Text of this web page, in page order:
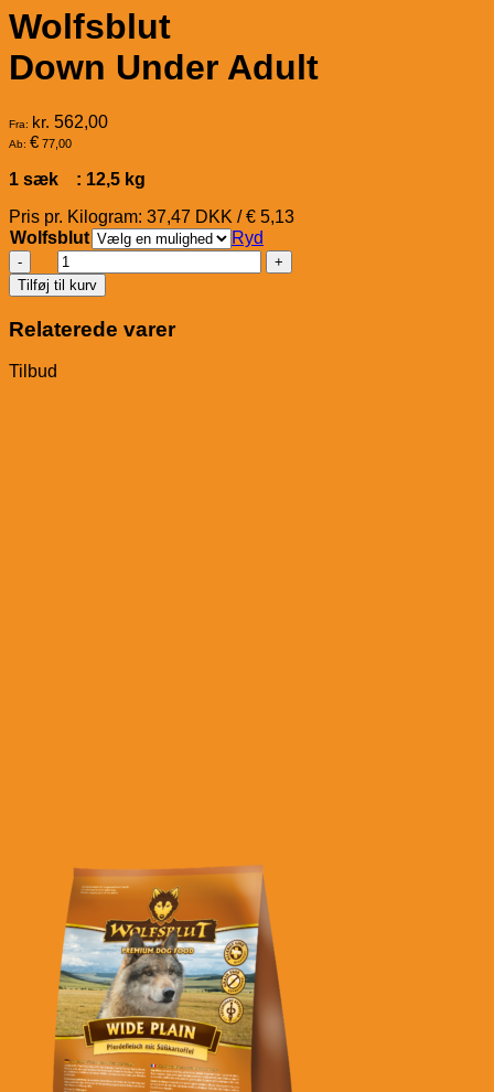
Wolfsblut
Down Under Adult
Fra: kr. 562,00
Ab: € 77,00
1 sæk : 12,5 kg
Pris pr. Kilogram: 37,47 DKK / € 5,13
Wolfsblut
Ryd
Wolfsblut
Down
Under
Adult
antal
Tilføj til kurv
Relaterede varer
Tilbud